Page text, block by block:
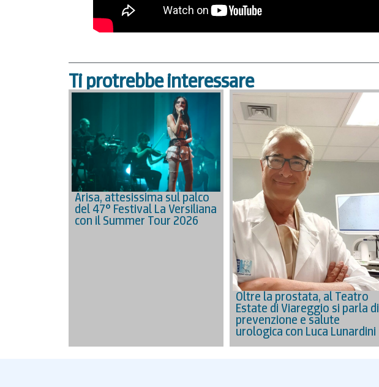
Ti protrebbe interessare
Arisa, attesissima sul palco
del 47° Festival La Versiliana
con il Summer Tour 2026
Oltre la prostata, al Teatro
Estate di Viareggio si parla di
prevenzione e salute
urologica con Luca Lunardini